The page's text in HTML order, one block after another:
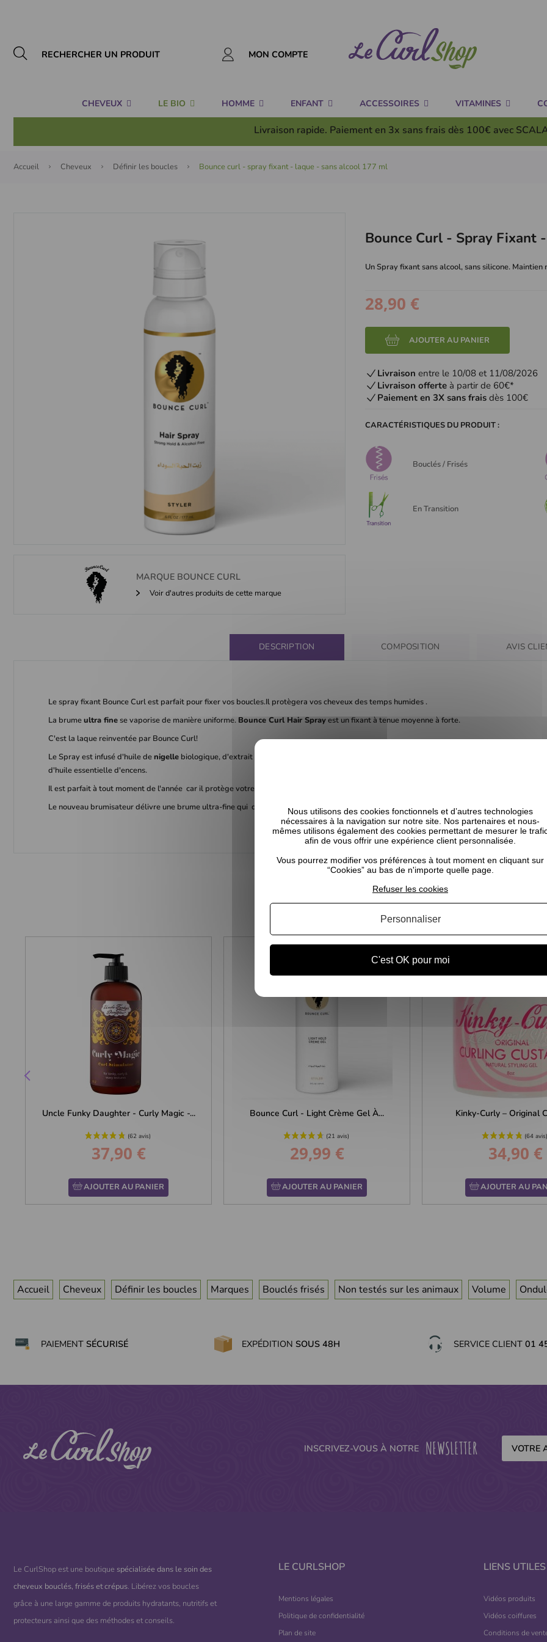
MON COMPTE
CHEVEUX LE BIO HOMME ENFANT ACCESSOIRES VITAMINES
Livraison rapide. Paiement en 3x sans frais dès 100€ avec
Accueil Cheveux Définir les boucles Bounce curl - spray fixant - laque - sans alcool 177 ml
MARQUE BOUNCE CURL
Voir d'autres produits de cette marque
Bounce Curl - Spray Fixant
Un Spray fixant sans alcool, sans silicone.
28,90 €
AJOUTER AU PANIER
Livraison entre le 10/08 et 11/08/2026
Livraison offerte à partir de 60€*
Paiement en 3X sans frais dès 100€
CARACTÉRISTIQUES DU PRODUIT :
Bouclés / Frisés
En Transition
DESCRIPTION COMPOSITION AVIS
Le spray fixant Bounce Curl est parfait pour fixer vos boucles.Il protègera vos cheveux des temps humides .
La brumeultra finese vaporise de manière uniforme. Bounce Curl Hair Sprayest un fixant à tenue moyenne à forte.
C'est la laque reinventée par Bounce Curl!
Le Spray est infusé d'huile denigelle biologique, d'extrait de feuille
d'huile essentielle d'encens.
Il est parfait à tout moment de l'année car il protège votre coiffure tout en fortifiant vos cheveux.
Le nouveau brumisateur délivre une brume ultra-fine qui distribue la laque uniformément sur vos boucles.
CELA POURRAIT VOUS INTÉRESSER
Uncle Funky Daughter - Curly Magic -...
Prix
37,90 €
AJOUTER AU PANIER
Bounce Curl - Light Crème Gel À...
Prix
29,99 €
AJOUTER AU PANIER
Kinky-Curly – Original
Prix
34,90 €
AJOUTER AU
Accueil Cheveux Définir les boucles Marques Bouclés frisés Non testés sur les animaux Volume
PAIEMENT SÉCURISÉ EXPÉDITION SOUS 48H SERVICE CLIENT 01
INSCRIVEZ-VOUS À NOTRE NEWSLETTER
Le CurlShop est une boutique spécialisée dans le soin des
cheveux bouclés, frisés et crépus. Libérez vos boucles
grâce à une large gamme de produits hydratants, nutritifs et
protecteurs ainsi que des méthodes et conseils.
LE CURLSHOP
Mentions légales
Politique de confidentialité
Plan de site
LIENS UTILES
Vidéos produits
Vidéos coiffures
Conditions de
Nous utilisons des cookies fonctionnels et d’autres technologies
nécessaires à la navigation sur notre site. Nos partenaires et nous-
mêmes utilisons également des cookies permettant de mesurer le
afin de vous offrir une expérience client personnalisée.
Vous pourrez modifier vos préférences à tout moment en cliquant sur
“Cookies” au bas de n'importe quelle page.
C'est OK pour moi
Refuser les cookies
Personnaliser